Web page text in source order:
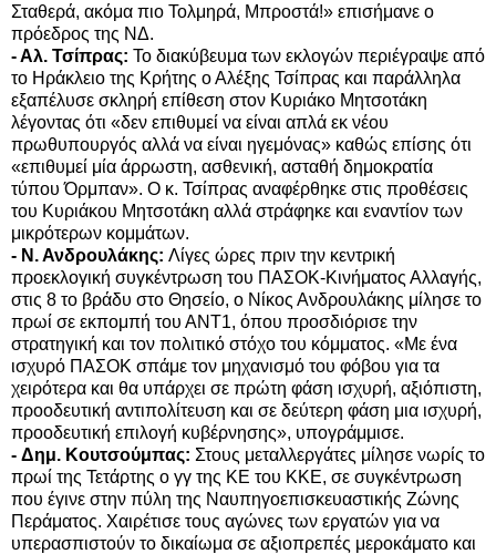
Σταθερά, ακόμα πιο Τολμηρά, Μπροστά!» επισήμανε ο
πρόεδρος της ΝΔ.
- Αλ. Τσίπρας: Το διακύβευμα των εκλογών περιέγραψε από
το Ηράκλειο της Κρήτης ο Αλέξης Τσίπρας και παράλληλα
εξαπέλυσε σκληρή επίθεση στον Κυριάκο Μητσοτάκη
λέγοντας ότι «δεν επιθυμεί να είναι απλά εκ νέου
πρωθυπουργός αλλά να είναι ηγεμόνας» καθώς επίσης ότι
«επιθυμεί μία άρρωστη, ασθενική, ασταθή δημοκρατία
τύπου Όρμπαν». Ο κ. Τσίπρας αναφέρθηκε στις προθέσεις
του Κυριάκου Μητσοτάκη αλλά στράφηκε και εναντίον των
μικρότερων κομμάτων.
- Ν. Ανδρουλάκης: Λίγες ώρες πριν την κεντρική
προεκλογική συγκέντρωση του ΠΑΣΟΚ-Κινήματος Αλλαγής,
στις 8 το βράδυ στο Θησείο, ο Νίκος Ανδρουλάκης μίλησε το
πρωί σε εκπομπή του ΑΝΤ1, όπου προσδιόρισε την
στρατηγική και τον πολιτικό στόχο του κόμματος. «Με ένα
ισχυρό ΠΑΣΟΚ σπάμε τον μηχανισμό του φόβου για τα
χειρότερα και θα υπάρχει σε πρώτη φάση ισχυρή, αξιόπιστη,
προοδευτική αντιπολίτευση και σε δεύτερη φάση μια ισχυρή,
προοδευτική επιλογή κυβέρνησης», υπογράμμισε.
- Δημ. Κουτσούμπας: Στους μεταλλεργάτες μίλησε νωρίς το
πρωί της Τετάρτης ο γγ της ΚΕ του ΚΚΕ, σε συγκέντρωση
που έγινε στην πύλη της Ναυπηγοεπισκευαστικής Ζώνης
Περάματος. Χαιρέτισε τους αγώνες των εργατών για να
υπερασπιστούν το δικαίωμα σε αξιοπρεπές μεροκάματο και